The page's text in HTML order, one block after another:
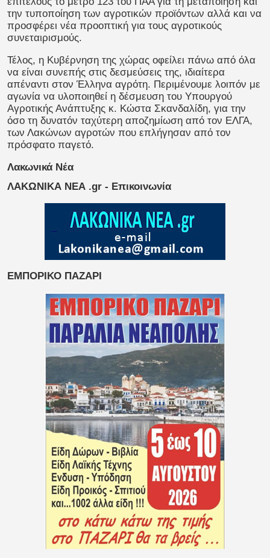
την τυποποίηση των αγροτικών προϊόντων αλλά και να
προσφέρει νέα προοπτική για τους αγροτικούς
συνεταιρισμούς.
Τέλος, η Κυβέρνηση της χώρας οφείλει πάνω από όλα
να είναι συνεπής στις δεσμεύσεις της, ιδιαίτερα
απέναντι στον Έλληνα αγρότη. Περιμένουμε λοιπόν με
αγωνία να υλοποιηθεί η δέσμευση του Υπουργού
Αγροτικής Ανάπτυξης κ. Κώστα Σκανδαλίδη, για την
όσο τη δυνατόν ταχύτερη αποζημίωση από τον ΕΛΓΑ,
των Λακώνων αγροτών που επλήγησαν από τον
πρόσφατο παγετό.
Λακωνικά Νέα
ΛΑΚΩΝΙΚΑ ΝΕΑ .gr - Επικοινωνία
ΕΜΠΟΡΙΚΟ ΠΑΖΑΡΙ